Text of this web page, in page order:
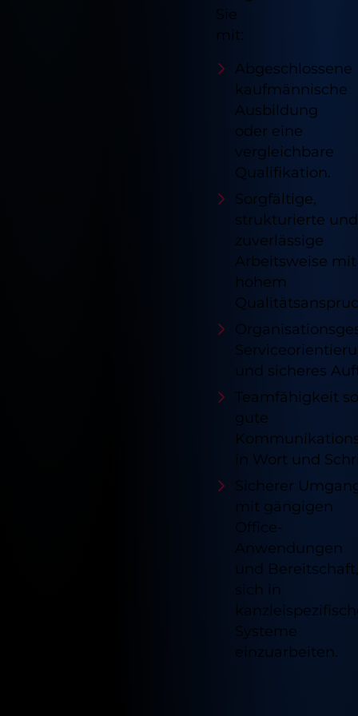
Sie
mit:
Abgeschlossene
kaufmännische
Ausbildung
oder eine
vergleichbare
Qualifikation.
Sorgfältige,
strukturierte und
zuverlässige
Arbeitsweise mit
hohem
und sicheres
Teamfähigkeit
gute
in Wort und
Sicherer
mit gängigen
Office-
Anwendungen
und Bereitschaft,
sich in
Systeme
einzuarbeiten.
Cookie Informationen anzeigen